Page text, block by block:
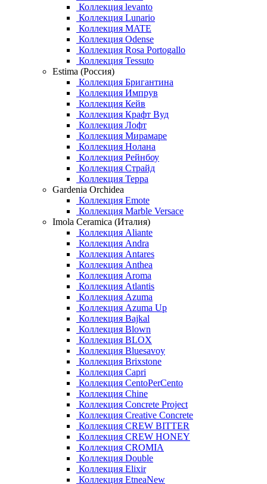
Коллекция levanto
Коллекция Lunario
Коллекция MATE
Коллекция Odense
Коллекция Rosa Portogallo
Коллекция Tessuto
Estima (Россия)
Коллекция Бригантина
Коллекция Импрув
Коллекция Кейв
Коллекция Крафт Вуд
Коллекция Лофт
Коллекция Мирамаре
Коллекция Нолана
Коллекция Рейнбоу
Коллекция Страйд
Коллекция Терра
Gardenia Orchidea
Коллекция Emote
Коллекция Marble Versace
Imola Ceramica (Италия)
Коллекция Aliante
Коллекция Andra
Коллекция Antares
Коллекция Anthea
Коллекция Aroma
Коллекция Atlantis
Коллекция Azuma
Коллекция Azuma Up
Коллекция Bajkal
Коллекция Blown
Коллекция BLOX
Коллекция Bluesavoy
Коллекция Brixstone
Коллекция Capri
Коллекция CentoPerCento
Коллекция Chine
Коллекция Concrete Project
Коллекция Creative Concrete
Коллекция CREW BITTER
Коллекция CREW HONEY
Коллекция CROMIA
Коллекция Double
Коллекция Elixir
Коллекция EtneaNew